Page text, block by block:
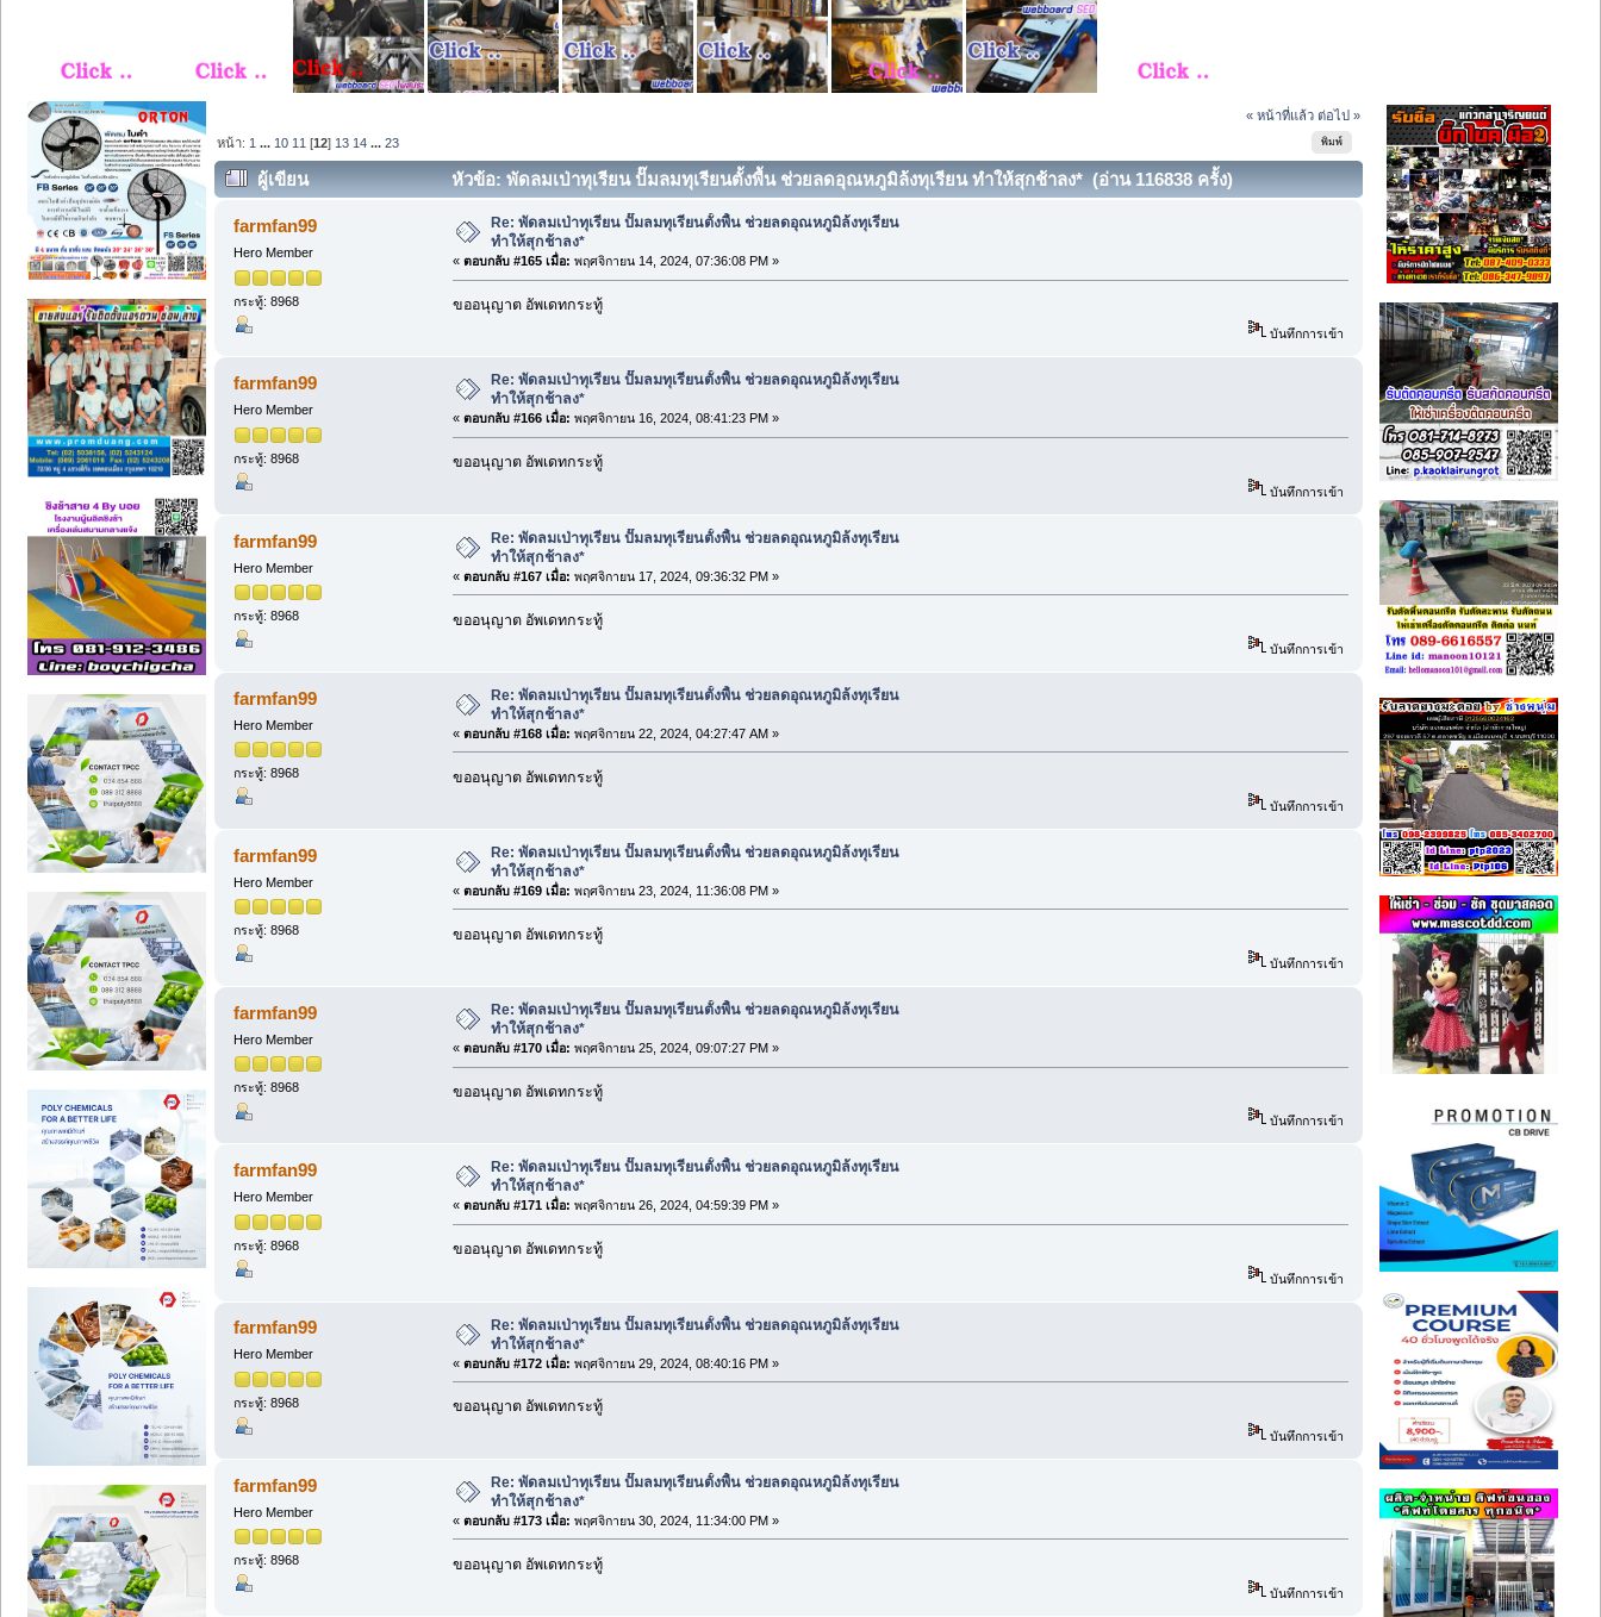
« หน้าที่แล้ว ต่อไป »
พิมพ์
หน้า: 1 ... 10 11 [12] 13 14 ...23
ผู้เขียน หัวข้อ: พัดลมเป่าทุเรียน ปั๊มลมทุเรียนตั้งพื้น ช่วยลดอุณหภูมิล้งทุเรียน ทำให้สุกช้าลง* (อ่าน 116838 ครั้ง)
farmfan99
Hero Member
กระทู้: 8968
Re: พัดลมเป่าทุเรียน ปั๊มลมทุเรียนตั้งพื้น ช่วยลดอุณหภูมิล้งทุเรียน
ทำให้สุกช้าลง*
« ตอบกลับ #165 เมื่อ: พฤศจิกายน 14, 2024, 07:36:08 PM »
ขออนุญาต อัพเดทกระทู้
บันทึกการเข้า
farmfan99
Hero Member
กระทู้: 8968
Re: พัดลมเป่าทุเรียน ปั๊มลมทุเรียนตั้งพื้น ช่วยลดอุณหภูมิล้งทุเรียน
ทำให้สุกช้าลง*
« ตอบกลับ #166 เมื่อ: พฤศจิกายน 16, 2024, 08:41:23 PM »
ขออนุญาต อัพเดทกระทู้
บันทึกการเข้า
farmfan99
Hero Member
กระทู้: 8968
Re: พัดลมเป่าทุเรียน ปั๊มลมทุเรียนตั้งพื้น ช่วยลดอุณหภูมิล้งทุเรียน
ทำให้สุกช้าลง*
« ตอบกลับ #167 เมื่อ: พฤศจิกายน 17, 2024, 09:36:32 PM »
ขออนุญาต อัพเดทกระทู้
บันทึกการเข้า
farmfan99
Hero Member
กระทู้: 8968
Re: พัดลมเป่าทุเรียน ปั๊มลมทุเรียนตั้งพื้น ช่วยลดอุณหภูมิล้งทุเรียน
ทำให้สุกช้าลง*
« ตอบกลับ #168 เมื่อ: พฤศจิกายน 22, 2024, 04:27:47 AM »
ขออนุญาต อัพเดทกระทู้
บันทึกการเข้า
farmfan99
Hero Member
กระทู้: 8968
Re: พัดลมเป่าทุเรียน ปั๊มลมทุเรียนตั้งพื้น ช่วยลดอุณหภูมิล้งทุเรียน
ทำให้สุกช้าลง*
« ตอบกลับ #169 เมื่อ: พฤศจิกายน 23, 2024, 11:36:08 PM »
ขออนุญาต อัพเดทกระทู้
บันทึกการเข้า
farmfan99
Hero Member
กระทู้: 8968
Re: พัดลมเป่าทุเรียน ปั๊มลมทุเรียนตั้งพื้น ช่วยลดอุณหภูมิล้งทุเรียน
ทำให้สุกช้าลง*
« ตอบกลับ #170 เมื่อ: พฤศจิกายน 25, 2024, 09:07:27 PM »
ขออนุญาต อัพเดทกระทู้
บันทึกการเข้า
farmfan99
Hero Member
กระทู้: 8968
Re: พัดลมเป่าทุเรียน ปั๊มลมทุเรียนตั้งพื้น ช่วยลดอุณหภูมิล้งทุเรียน
ทำให้สุกช้าลง*
« ตอบกลับ #171 เมื่อ: พฤศจิกายน 26, 2024, 04:59:39 PM »
ขออนุญาต อัพเดทกระทู้
บันทึกการเข้า
farmfan99
Hero Member
กระทู้: 8968
Re: พัดลมเป่าทุเรียน ปั๊มลมทุเรียนตั้งพื้น ช่วยลดอุณหภูมิล้งทุเรียน
ทำให้สุกช้าลง*
« ตอบกลับ #172 เมื่อ: พฤศจิกายน 29, 2024, 08:40:16 PM »
ขออนุญาต อัพเดทกระทู้
บันทึกการเข้า
farmfan99
Hero Member
กระทู้: 8968
Re: พัดลมเป่าทุเรียน ปั๊มลมทุเรียนตั้งพื้น ช่วยลดอุณหภูมิล้งทุเรียน
ทำให้สุกช้าลง*
« ตอบกลับ #173 เมื่อ: พฤศจิกายน 30, 2024, 11:34:00 PM »
ขออนุญาต อัพเดทกระทู้
บันทึกการเข้า